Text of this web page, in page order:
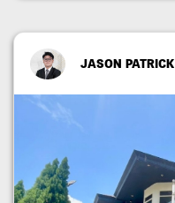
JASON PATRICK